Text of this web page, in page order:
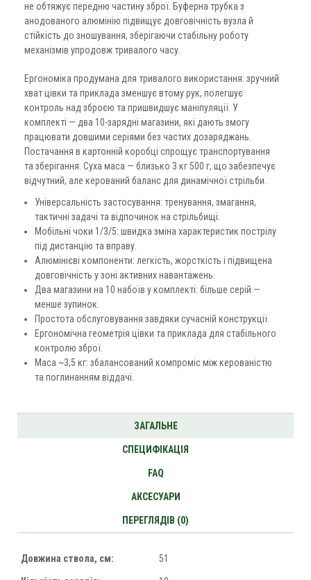
не обтяжує передню частину зброї. Буферна трубка з
анодованого алюмінію підвищує довговічність вузла й
стійкість до зношування, зберігаючи стабільну роботу
механізмів упродовж тривалого часу.
Ергономіка продумана для тривалого використання: зручний
хват цівки та приклада зменшує втому рук, полегшує
контроль над зброєю та пришвидшує маніпуляції. У
комплекті — два 10-зарядні магазини, які дають змогу
працювати довшими серіями без частих дозаряджань.
Постачання в картонній коробці спрощує транспортування
та зберігання. Суха маса — близько 3 кг 500 г, що забезпечує
відчутний, але керований баланс для динамічної стрільби.
Універсальність застосування: тренування, змагання,
тактичні задачі та відпочинок на стрільбищі.
Мобільні чоки 1/3/5: швидка зміна характеристик пострілу
під дистанцію та вправу.
Алюмінієві компоненти: легкість, жорсткість і підвищена
довговічність у зоні активних навантажень.
Два магазини на 10 набоїв у комплекті: більше серій —
менше зупинок.
Простота обслуговування завдяки сучасній конструкції.
Ергономічна геометрія цівки та приклада для стабільного
контролю зброї.
Маса ~3,5 кг: збалансований компроміс між керованістю
та поглинанням віддачі.
ЗАГАЛЬНЕ
СПЕЦИФІКАЦІЯ
FAQ
АКСЕСУАРИ
ПЕРЕГЛЯДІВ (0)
Довжина ствола, см: 51